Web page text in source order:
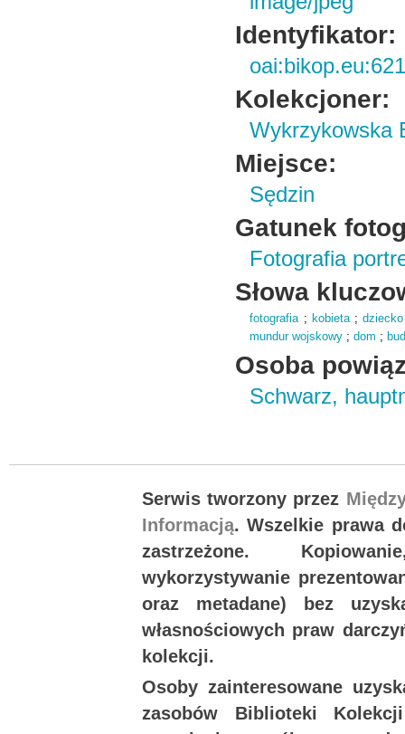
Identyfikator:
Kolekcjoner:
Wykrzykowska
Miejsce:
Sędzin
Gatunek
Fotografia
Słowa
fotografia; kobieta;dziecko
mundur wojskowy ;dom ;
Osoba
Schwarz,
Serwis tworzony przez
Informacją. Wszelkie prawa
zastrzeżone.
wykorzystywanie
oraz metadane) bez
własnościowych praw
kolekcji.
Osoby zainteresowane
zasobów Biblioteki